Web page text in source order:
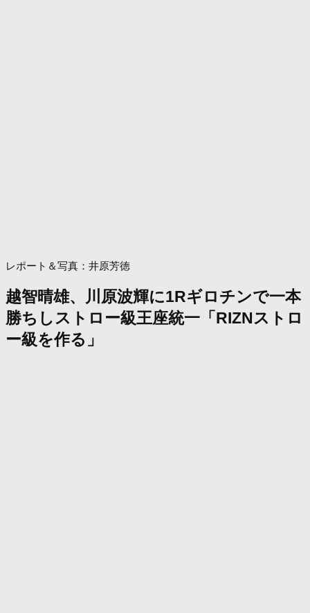
レポート＆写真：井原芳徳
越智晴雄、川原波輝に1Rギロチンで一本
勝ちしストロー級王座統一「RIZNストロ
ー級を作る」